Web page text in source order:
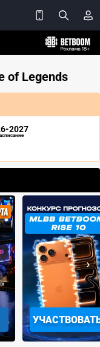
of Legends
2027
›